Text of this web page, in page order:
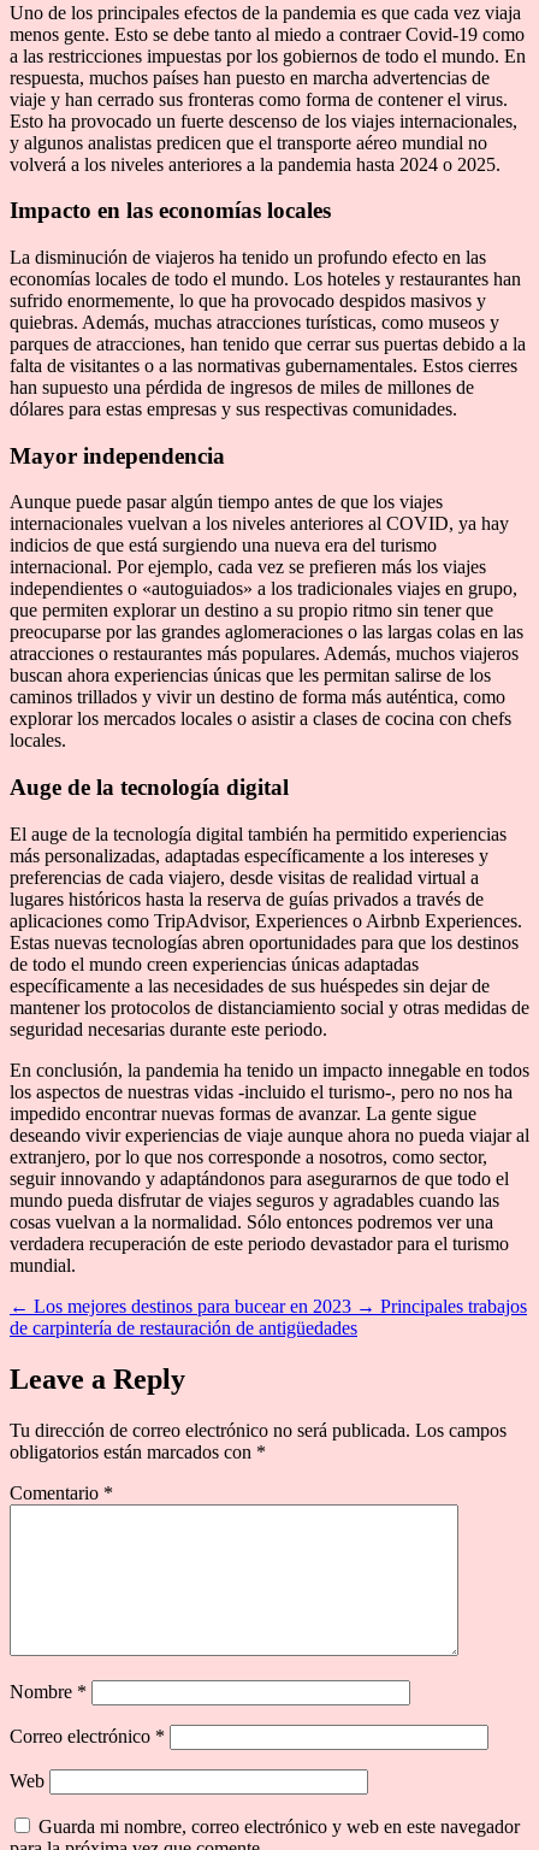
Uno de los principales efectos de la pandemia es que cada vez viaja
menos gente. Esto se debe tanto al miedo a contraer Covid-19 como
a las restricciones impuestas por los gobiernos de todo el mundo. En
respuesta, muchos países han puesto en marcha advertencias de
viaje y han cerrado sus fronteras como forma de contener el virus.
Esto ha provocado un fuerte descenso de los viajes internacionales,
y algunos analistas predicen que el transporte aéreo mundial no
volverá a los niveles anteriores a la pandemia hasta 2024 o 2025.
Impacto en las economías locales
La disminución de viajeros ha tenido un profundo efecto en las
economías locales de todo el mundo. Los hoteles y restaurantes han
sufrido enormemente, lo que ha provocado despidos masivos y
quiebras. Además, muchas atracciones turísticas, como museos y
parques de atracciones, han tenido que cerrar sus puertas debido a la
falta de visitantes o a las normativas gubernamentales. Estos cierres
han supuesto una pérdida de ingresos de miles de millones de
dólares para estas empresas y sus respectivas comunidades.
Mayor independencia
Aunque puede pasar algún tiempo antes de que los viajes
internacionales vuelvan a los niveles anteriores al COVID, ya hay
indicios de que está surgiendo una nueva era del turismo
internacional. Por ejemplo, cada vez se prefieren más los viajes
independientes o «autoguiados» a los tradicionales viajes en grupo,
que permiten explorar un destino a su propio ritmo sin tener que
preocuparse por las grandes aglomeraciones o las largas colas en las
atracciones o restaurantes más populares. Además, muchos viajeros
buscan ahora experiencias únicas que les permitan salirse de los
caminos trillados y vivir un destino de forma más auténtica, como
explorar los mercados locales o asistir a clases de cocina con chefs
locales.
Auge de la tecnología digital
El auge de la tecnología digital también ha permitido experiencias
más personalizadas, adaptadas específicamente a los intereses y
preferencias de cada viajero, desde visitas de realidad virtual a
lugares históricos hasta la reserva de guías privados a través de
aplicaciones como TripAdvisor, Experiences o Airbnb Experiences.
Estas nuevas tecnologías abren oportunidades para que los destinos
de todo el mundo creen experiencias únicas adaptadas
específicamente a las necesidades de sus huéspedes sin dejar de
mantener los protocolos de distanciamiento social y otras medidas de
seguridad necesarias durante este periodo.
En conclusión, la pandemia ha tenido un impacto innegable en todos
los aspectos de nuestras vidas -incluido el turismo-, pero no nos ha
impedido encontrar nuevas formas de avanzar. La gente sigue
deseando vivir experiencias de viaje aunque ahora no pueda viajar al
extranjero, por lo que nos corresponde a nosotros, como sector,
seguir innovando y adaptándonos para asegurarnos de que todo el
mundo pueda disfrutar de viajes seguros y agradables cuando las
cosas vuelvan a la normalidad. Sólo entonces podremos ver una
verdadera recuperación de este periodo devastador para el turismo
mundial.
← Los mejores destinos para bucear en 2023 → Principales trabajos
de carpintería de restauración de antigüedades
Leave a Reply
Tu dirección de correo electrónico no será publicada. Los campos
obligatorios están marcados con *
Comentario *
Nombre *
Correo electrónico *
Web
Guarda mi nombre, correo electrónico y web en este navegador